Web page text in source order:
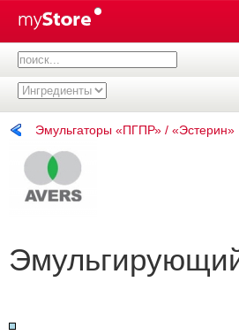
Эмульгаторы «ПГПР» / «Эстерин»